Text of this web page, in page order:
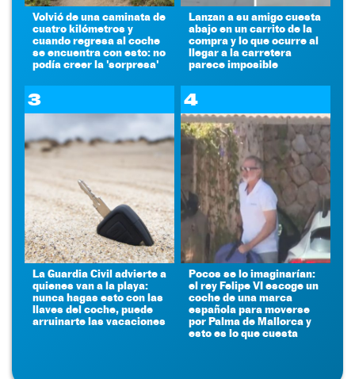
Volvió de una caminata de
cuatro kilómetros y
cuando regresa al coche
se encuentra con esto: no
podía creer la 'sorpresa'
Lanzan a su amigo cuesta
abajo en un carrito de la
compra y lo que ocurre al
llegar a la carretera
parece imposible
3
La Guardia Civil advierte a
quienes van a la playa:
nunca hagas esto con las
llaves del coche, puede
arruinarte las vacaciones
4
Pocos se lo imaginarían:
el rey Felipe VI escoge un
coche de una marca
española para moverse
por Palma de Mallorca y
esto es lo que cuesta